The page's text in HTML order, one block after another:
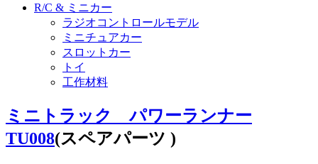
R/C & ミニカー
ラジオコントロールモデル
ミニチュアカー
スロットカー
トイ
工作材料
ミニトラック パワーランナー
TU008(スペアパーツ )